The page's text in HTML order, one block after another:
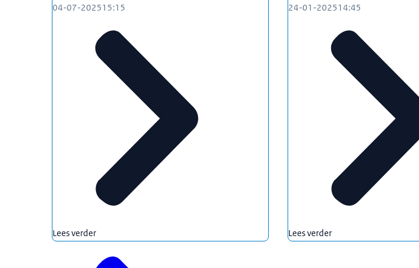
04-07-202515:15
Lees verder
24-01-202514:45
Lees verder